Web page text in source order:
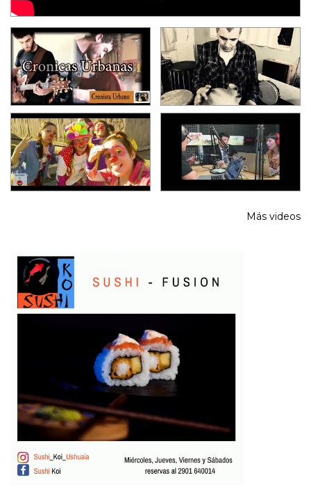
Más videos